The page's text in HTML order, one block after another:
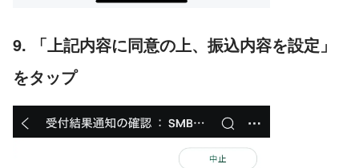
9. 「上記内容に同意の上、振込内容を設定」
をタップ